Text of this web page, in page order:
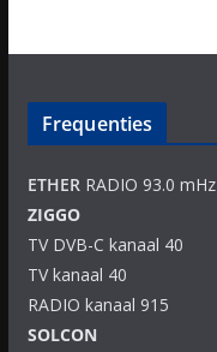
Frequenties
ETHERRADIO 93.0 mHz
ZIGGO
TV DVB-C kanaal 40
TV kanaal 40
RADIO kanaal 915
SOLCON